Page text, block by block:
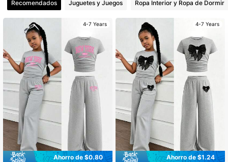
4.89
4.89 86K Seguidores
4.89 86K Seguidores
86K Seguidores
4.89 86K Seguidores
Recomendados Juguetes y Juegos Ropa Interior y Ropa de Dormir
4-7 Years
Ahorro de $0.80
4-7 Years
Ahorro de $1.24